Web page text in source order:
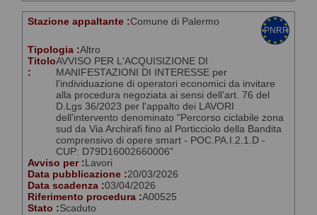
Stazione appaltante :Comune di Palermo
Tipologia :Altro
Titolo
:
AVVISO PER L'ACQUISIZIONE DI
MANIFESTAZIONI DI INTERESSE per
l'individuazione di operatori economici da invitare
alla procedura negoziata ai sensi dell'art. 76 del
D.Lgs 36/2023 per l'appalto dei LAVORI
dell'intervento denominato "Percorso ciclabile zona
sud da Via Archirafi fino al Porticciolo della Bandita
comprensivo di opere smart - POC.PA.I.2.1.D -
CUP: D79D16002660006"
Avviso per : Lavori
Data pubblicazione :20/03/2026
Data scadenza :03/04/2026
Riferimento procedura :A00525
Stato :Scaduto